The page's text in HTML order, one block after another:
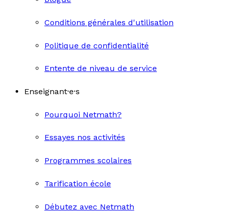
Conditions générales d'utilisation
Politique de confidentialité
Entente de niveau de service
Enseignant·e·s
Pourquoi Netmath?
Essayes nos activités
Programmes scolaires
Tarification école
Débutez avec Netmath